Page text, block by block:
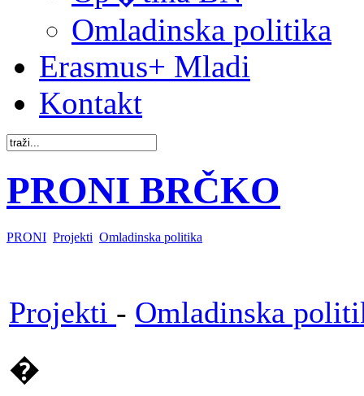
Omladinska politika
Erasmus+ Mladi
Kontakt
PRONI BRČKO
PRONI Projekti Omladinska politika
Projekti - Omladinska
�